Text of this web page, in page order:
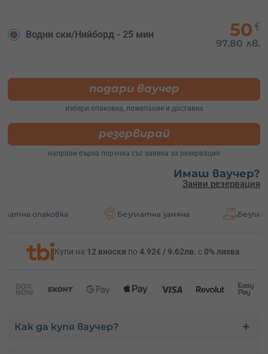
Водни ски/Нийборд - 25 мин 50 €
97.80 лв.
подари ваучер
избери опаковка, пожелание и доставка
резервирай
направи бърза поръчка със заявка за резервация
Имаш ваучер?
Заяви резервация
Безплатна замяна Безплатна
Купи на 12 вноски по 4.92€ / 9.62лв. с 0% лихва
Как да купя ваучер?